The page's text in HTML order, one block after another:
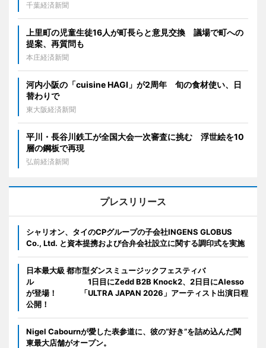
千葉経済新聞
上里町の児童生徒16人が町長らと意見交換 議場で町への
提案、再質問も
本庄経済新聞
河内小阪の「cuisine HAGI」が2周年 旬の食材使い、日
替わりで
東大阪経済新聞
平川・長谷川鉄工が全国大会一次審査に挑む 浮世絵を10
層の鋼板で再現
弘前経済新聞
プレスリリース
シャリオン、タイのCPグループの子会社INGENS GLOBUS
Co., Ltd. と資本提携および合弁会社設立に関する調印式を実施
日本最大級 都市型ダンスミュージックフェスティバ
ル 1日目にZedd B2B Knock2、2日目にAlesso
が登場！ 「ULTRA JAPAN 2026」アーティスト出演日程
公開！
Nigel Cabournが愛した表参道に、彼の“好き”を詰め込んだ関
東最大店舗がオープン。